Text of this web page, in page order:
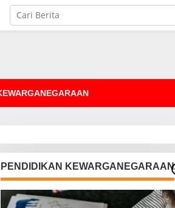
PENDIDIKAN KEWARGANEGARAAN